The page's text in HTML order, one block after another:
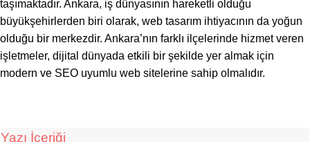
taşımaktadır. Ankara, iş dünyasının hareketli olduğu
büyükşehirlerden biri olarak, web tasarım ihtiyacının da yoğun
olduğu bir merkezdir. Ankara’nın farklı ilçelerinde hizmet veren
işletmeler, dijital dünyada etkili bir şekilde yer almak için
modern ve SEO uyumlu web sitelerine sahip olmalıdır.
Yazı İçeriği